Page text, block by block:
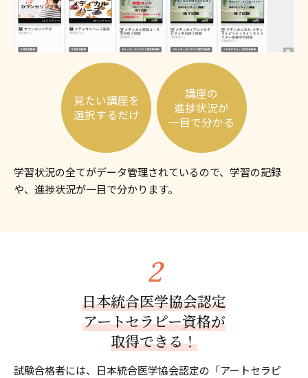
見たい講座を
選択するだけ
講座の
進捗状況が
一目で分かる
学習状況の全てがデータ管理されているので、学習の記録
や、進捗状況が一目で分かります。
日本統合医学協会認定
アートセラピー資格が
取得できる！
試験合格者には、日本統合医学協会認定の「アートセラピ